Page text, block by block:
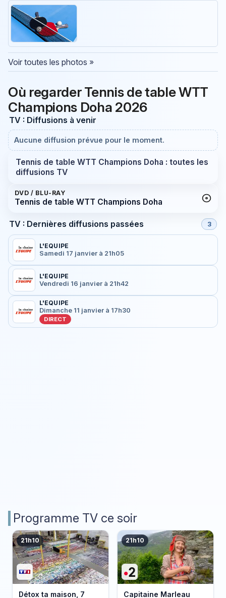
Voir toutes les photos »
Où regarder Tennis de table WTT
Champions Doha 2026
TV : Diffusions à venir
Aucune diffusion prévue pour le moment.
Tennis de table WTT Champions Doha : toutes les
diffusions TV
DVD / BLU-RAY
Tennis de table WTT Champions Doha
TV : Dernières diffusions passées 3
L'EQUIPE
Samedi 17 janvier à 21h05
L'EQUIPE
Vendredi 16 janvier à 21h42
L'EQUIPE
Dimanche 11 janvier à 17h30
DIRECT
Programme TV ce soir
21h10
Détox ta maison, 7
21h10
Capitaine Marleau